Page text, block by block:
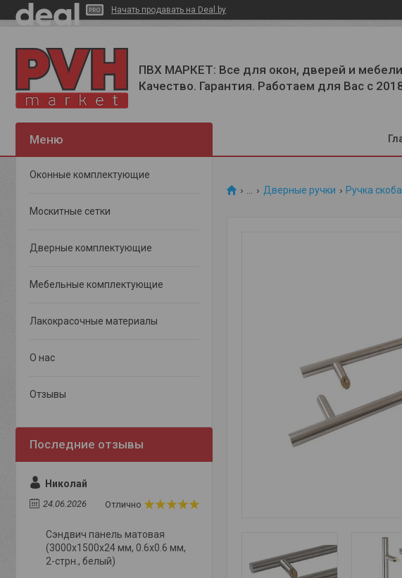
Начать продавать на Deal.by
ПВХ МАРКЕТ: Все для окон, дверей и
Качество. Гарантия. Работаем для Вас с
Дверные ручки Ручка
Оконные комплектующие
Москитные сетки
Дверные комплектующие
Мебельные комплектующие
Лакокрасочные материалы
О нас
Отзывы
Николай
24.06.2026 Отлично
Сэндвич панель матовая
(3000x1500x24 мм, 0.6х0.6 мм,
2-стрн., белый)